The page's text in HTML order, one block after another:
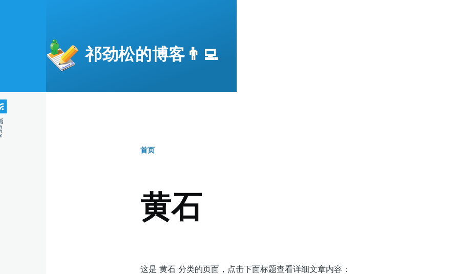
祁劲松的博客👨‍💻
包
屑
首页
黄石
这是 黄石 分类的页面，点击下面标题查看详细文章内容：